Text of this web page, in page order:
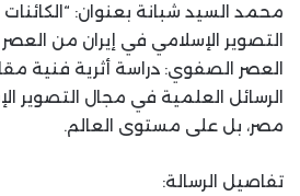
محمد السيد شبانة بعنوان:
التصوير الإسلامي في إيران من
العصر الصفوي: دراسة أثرية فنية
الرسائل العلمية في مجال التصوير
مصر، بل على مستوى العالم.
تفاصيل الرسالة: